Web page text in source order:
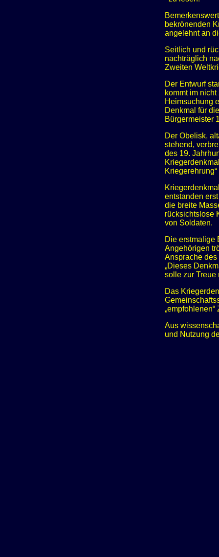
bekrönenden
angelehnt an
Seitlich und
nachträglich
Zweiten
Der Entwurf
kommt im
Heimsuchung
Denkmal für
Bürgermeister
Der Obelisk,
stehend,
des 19.
entstanden
die breite
rücksichtslose
von Soldaten.
Die erstmalige
Angehörigen
Ansprache
„Dieses
solle zur Treue
Das
Aus
und Nutzung